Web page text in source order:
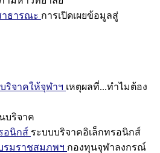
าธารณะ การเปิดเผยข้อมูลสู่
ริจาคให้จุฬาฯ เหตุผลที่...ทำไมต้อง
บริจาค
อนิกส์ ระบบบริจาคอิเล็กทรอนิกส์
รมราชสมภพฯ กองทุนจุฬาลงกรณ์